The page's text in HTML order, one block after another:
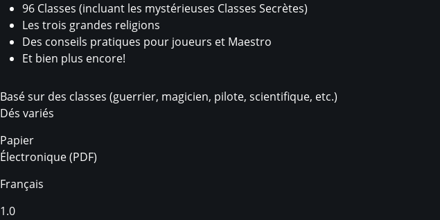
96 Classes (incluant les mystérieuses Classes Secrètes)
Les trois grandes religions
Des conseils pratiques pour joueurs et Maestro
Et bien plus encore!
Basé sur des classes (guerrier, magicien, pilote, scientifique, etc.)
Dés variés
Papier
Électronique (PDF)
Français
1.0